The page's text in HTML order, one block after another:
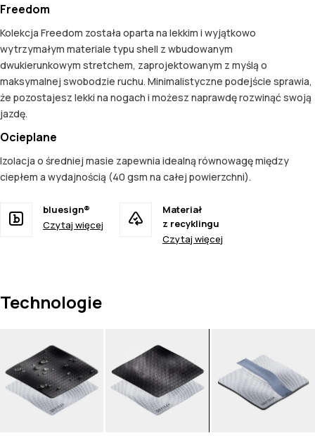
Freedom
Kolekcja Freedom została oparta na lekkim i wyjątkowo
wytrzymałym materiale typu shell z wbudowanym
dwukierunkowym stretchem, zaprojektowanym z myślą o
maksymalnej swobodzie ruchu. Minimalistyczne podejście sprawia,
że pozostajesz lekki na nogach i możesz naprawdę rozwinąć swoją
jazdę.
Ocieplane
Izolacja o średniej masie zapewnia idealną równowagę między
ciepłem a wydajnością (40 gsm na całej powierzchni).
bluesign®
Czytaj więcej
Materiał
z recyklingu
Czytaj więcej
Technologie